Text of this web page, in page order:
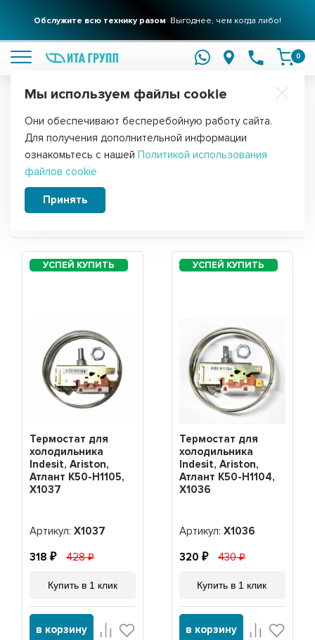
Обслужите всю технику разом Выгоднее, чем когда либо!
0
Главная
Запчасти для холодильника Atlant
6321-181
Термостат для
холодильника
Indesit, Ariston,
Атлант K50-H1105,
Х1037
Артикул:Х1037
318 428
Купить в 1 клик
в корзину
Термостат для
холодильника
Indesit, Ariston,
Атлант K50-H1104,
Х1036
Артикул: Х1036
320 430
Купить в 1 клик
в корзину
Мы используем файлы cookie
Они обеспечивают бесперебойную работу сайта.
Для получения дополнительной информации
ознакомьтесь с нашей Политикой использования
файлов cookie
Принять